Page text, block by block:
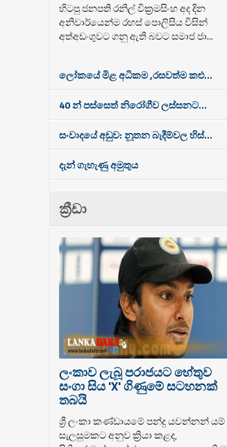
හිටපු ජනපති රනිල් වික්‍රමසිංහ අද දින
අනිවාර්යෙන්ම රහස් පොලිසිය විසින්
අත්අඩංගුවට ගනු ඇති බවට සමාජ ජා...
ලෝකයේ මිළ අධිකම ,රසවත්ම කළු...
40 න් පස්සෙත් නිරෝගීව ලස්සනට...
සංවාදයේ අඩුව: නූතන බැදීම්වල හිස්...
දැන් ගැහැණු අමුතුය
ක්‍රීඩා
ලංකාව ලැබූ පරාජයට හේතුව
සංගා සිය 'X' ගිණුමේ සටහනක්
තබයි
ශ්‍රී ලංකා කණ්ඩායමේ පන්දු යවන්නන් යම්
සැලසුමකට අනුව ක්‍රියා කළද,